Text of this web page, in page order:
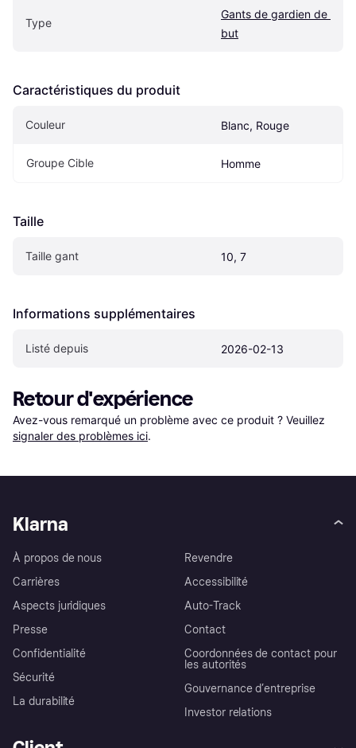
Type
Gants de gardien de
but
Caractéristiques du produit
Couleur Blanc, Rouge
Groupe Cible Homme
Taille
Taille gant 10, 7
Informations supplémentaires
Listé depuis 2026-02-13
Retour d'expérience
Avez-vous remarqué un problème avec ce produit ? Veuillez
signaler des problèmes ici.
Klarna
À propos de nous
Carrières
Aspects juridiques
Presse
Confidentialité
Sécurité
La durabilité
Revendre
Accessibilité
Auto-Track
Contact
Coordonnées de contact pour
les autorités
Gouvernance d’entreprise
Investor relations